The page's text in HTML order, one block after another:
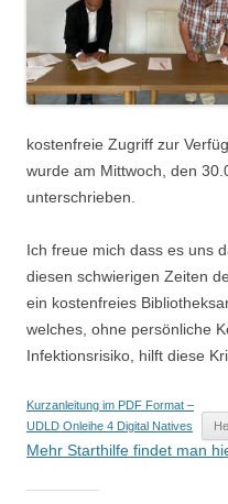
kostenfreie Zugriff zur
wurde am Mittwoch, den
unterschrieben.
Ich freue mich dass es uns
diesen schwierigen Zeiten
ein kostenfreies
welches, ohne persönliche
Infektionsrisiko, hilft diese
Kurzanleitung im PDF Format –
UDLD Onleihe 4 Digital Natives
Mehr Starthilfe findet man